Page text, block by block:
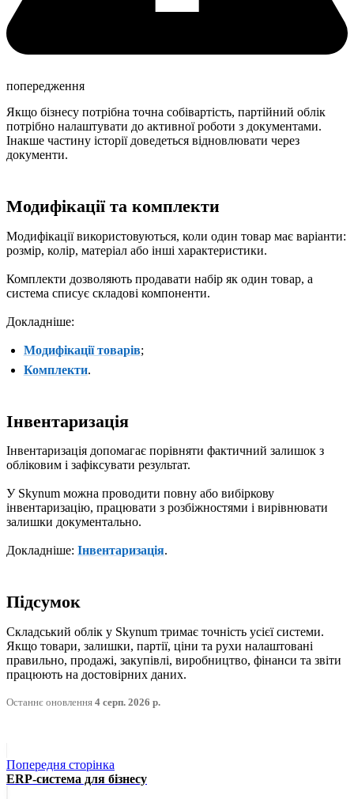
попередження
Якщо бізнесу потрібна точна собівартість, партійний облік
потрібно налаштувати до активної роботи з документами.
Інакше частину історії доведеться відновлювати через
документи.
Модифікації та комплекти
Модифікації використовуються, коли один товар має варіанти:
розмір, колір, матеріал або інші характеристики.
Комплекти дозволяють продавати набір як один товар, а
система списує складові компоненти.
Докладніше:
Модифікації товарів;
Комплекти.
Інвентаризація
Інвентаризація допомагає порівняти фактичний залишок з
обліковим і зафіксувати результат.
У Skynum можна проводити повну або вибіркову
інвентаризацію, працювати з розбіжностями і вирівнювати
залишки документально.
Докладніше: Інвентаризація.
Підсумок
Складський облік у Skynum тримає точність усієї системи.
Якщо товари, залишки, партії, ціни та рухи налаштовані
правильно, продажі, закупівлі, виробництво, фінанси та звіти
працюють на достовірних даних.
Останнє оновлення 4 серп. 2026 р.
Попередня сторінка
ERP-система для бізнесу